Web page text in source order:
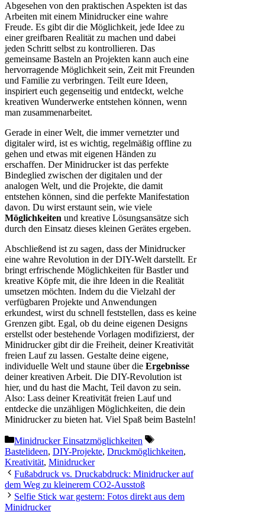
Abgesehen von den praktischen Aspekten ist das
Arbeiten mit einem Minidrucker eine wahre
Freude. Es gibt dir die Möglichkeit, jede Idee zu
einer greifbaren Realität zu machen und dabei
jeden Schritt selbst zu kontrollieren. Das
gemeinsame Basteln an Projekten kann auch eine
hervorragende Möglichkeit sein, Zeit mit Freunden
und Familie zu verbringen. Teilt eure Ideen,
inspiriert euch gegenseitig und entdeckt, welche
kreativen Wunderwerke entstehen können, wenn
man zusammenarbeitet.
Gerade in einer Welt, die immer vernetzter und
digitaler wird, ist es wichtig, regelmäßig offline zu
gehen und etwas mit eigenen Händen zu
erschaffen. Der Minidrucker ist das perfekte
Bindeglied zwischen der digitalen und der
analogen Welt, und die Projekte, die damit
entstehen können, sind die perfekte Manifestation
davon. Du wirst erstaunt sein, wie viele
Möglichkeiten und kreative Lösungsansätze sich
durch den Einsatz dieses kleinen Gerätes ergeben.
Abschließend ist zu sagen, dass der Minidrucker
eine wahre Revolution in der DIY-Welt darstellt. Er
bringt erfrischende Möglichkeiten für Bastler und
kreative Köpfe mit, die ihre Ideen in die Realität
umsetzen möchten. Indem du die Vielzahl der
verfügbaren Projekte und Anwendungen
erkundest, wirst du schnell feststellen, dass es keine
Grenzen gibt. Egal, ob du deine eigenen Designs
erstellst oder bestehende Vorlagen modifizierst, der
Minidrucker gibt dir die Freiheit, deiner Kreativität
freien Lauf zu lassen. Gestalte deine eigene,
individuelle Welt und staune über die Ergebnisse
deiner kreativen Arbeit. Die DIY-Revolution ist
hier, und du hast die Macht, Teil davon zu sein.
Also: Lass deiner Kreativität freien Lauf und
entdecke die unzähligen Möglichkeiten, die dein
Minidrucker zu bieten hat. Viel Spaß beim Basteln!
Kategorien
Minidrucker Einsatzmöglichkeiten
Schlagwörter
Bastelideen, DIY-Projekte, Druckmöglichkeiten,
Kreativität, Minidrucker
Fußabdruck vs. Druckabdruck: Minidrucker auf
dem Weg zu kleinerem CO2-Ausstoß
Selfie Stick war gestern: Fotos direkt aus dem
Minidrucker